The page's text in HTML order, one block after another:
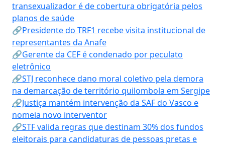
transexualizador é de cobertura obrigatória pelos
planos de saúde
🔗Presidente do TRF1 recebe visita institucional de
representantes da Anafe
🔗Gerente da CEF é condenado por peculato
eletrônico
🔗STJ reconhece dano moral coletivo pela demora
na demarcação de território quilombola em Sergipe
🔗Justiça mantém intervenção da SAF do Vasco e
nomeia novo interventor
🔗STF valida regras que destinam 30% dos fundos
eleitorais para candidaturas de pessoas pretas e